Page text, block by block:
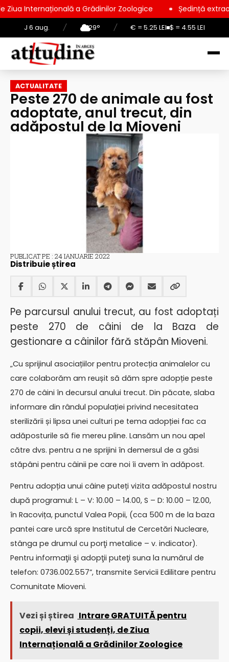
J 6 aug. / 29° / € = 5.25 LEI $ = 4.55 LEI
a Grădinilor Zoologice Ședință extraordinară la
ACTUALITATE
Peste 270 de animale au fost
adoptate, anul trecut, din
adăpostul de la Mioveni
PUBLICAT PE : 24 IANUARIE 2022
Distribuie știrea
Pe parcursul anului trecut, au fost adoptați
peste 270 de câini de la Baza de
gestionare a câinilor fără stăpân Mioveni.
„Cu sprijinul asociațiilor pentru protecția animalelor cu
care colaborăm am reușit să dăm spre adopție peste
270 de câini în decursul anului trecut. Din păcate, slaba
informare din rândul populației privind necesitatea
sterilizării și lipsa unei culturi pe tema adopției fac ca
adăposturile să fie mereu pline. Lansăm un nou apel
către dvs. pentru a ne sprijini în demersul de a găsi
stăpâni pentru câinii pe care noi îi avem în adăpost.
Pentru adopția unui câine puteți vizita adăpostul nostru
după programul: L – V: 10.00 – 14.00, S – D: 10.00 – 12.00,
în Racovița, punctul Valea Popii, (cca 500 m de la baza
pantei care urcă spre Institutul de Cercetări Nucleare,
stânga pe drumul cu porţi metalice – v. indicator).
Pentru informaţii şi adopţii puteţi suna la numărul de
telefon: 0736.002.557”, transmite Servicii Edilitare pentru
Comunitate Mioveni.
Vezi și știrea Intrare GRATUITĂ pentru
copii, elevi și studenți, de Ziua
Internațională a Grădinilor Zoologice